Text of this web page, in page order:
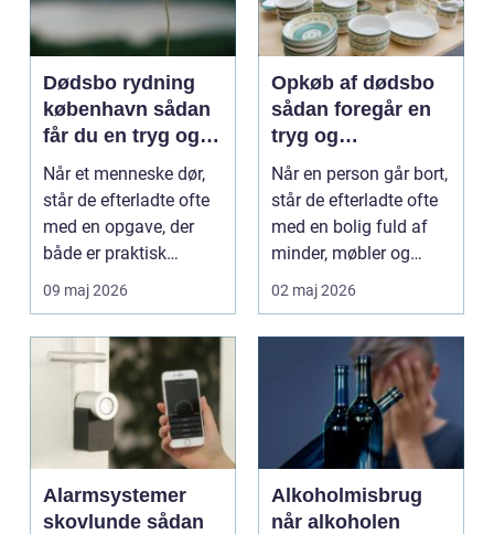
Dødsbo rydning
københavn sådan
får du en tryg og
effektiv løsning
Når et menneske dør,
står de efterladte ofte
med en opgave, der
både er praktisk
krævende og følelse...
09 maj 2026
Opkøb af dødsbo
sådan foregår en
tryg og
professionel
proces
Når en person går bort,
står de efterladte ofte
med en bolig fuld af
minder, møbler og
personlige ej...
02 maj 2026
Alarmsystemer
skovlunde sådan
Alkoholmisbrug
når alkoholen